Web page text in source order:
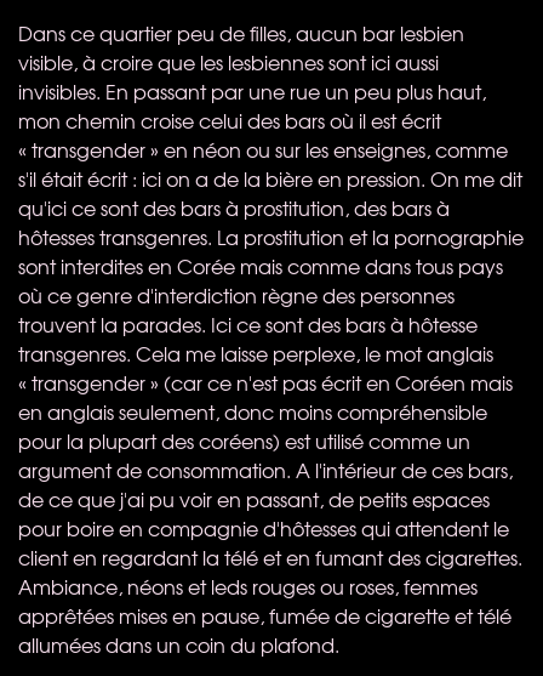
Dans ce quartier peu de filles, aucun bar lesbien
visible, à croire que les lesbiennes sont ici aussi
invisibles. En passant par une rue un peu plus haut,
mon chemin croise celui des bars où il est écrit
« transgender » en néon ou sur les enseignes, comme
s'il était écrit : ici on a de la bière en pression. On me dit
qu'ici ce sont des bars à prostitution, des bars à
hôtesses transgenres. La prostitution et la pornographie
sont interdites en Corée mais comme dans tous pays
où ce genre d'interdiction règne des personnes
trouvent la parades. Ici ce sont des bars à hôtesse
transgenres. Cela me laisse perplexe, le mot anglais
« transgender » (car ce n'est pas écrit en Coréen mais
en anglais seulement, donc moins compréhensible
pour la plupart des coréens) est utilisé comme un
argument de consommation. A l'intérieur de ces bars,
de ce que j'ai pu voir en passant, de petits espaces
pour boire en compagnie d'hôtesses qui attendent le
client en regardant la télé et en fumant des cigarettes.
Ambiance, néons et leds rouges ou roses, femmes
apprêtées mises en pause, fumée de cigarette et télé
allumées dans un coin du plafond.